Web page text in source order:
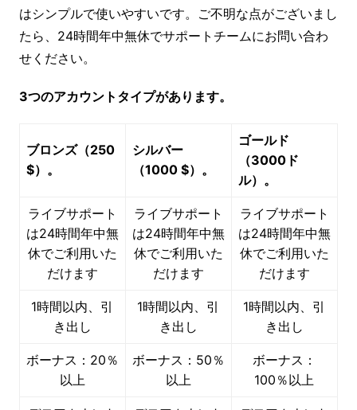
はシンプルで使いやすいです。ご不明な点がございまし
たら、24時間年中無休でサポートチームにお問い合わ
せください。
3つのアカウントタイプがあります。
ブロンズ（250
$）。
シルバー
（1000 $）。
ゴールド
（3000ド
ル）。
ライブサポート
は24時間年中無
休でご利用いた
だけます
ライブサポート
は24時間年中無
休でご利用いた
だけます
ライブサポート
は24時間年中無
休でご利用いた
だけます
1時間以内、引
き出し
1時間以内、引
き出し
1時間以内、引
き出し
ボーナス：20％
以上
ボーナス：50％
以上
ボーナス：
100％以上